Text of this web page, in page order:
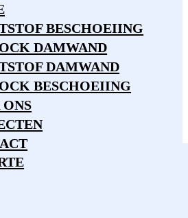
BESCHOEIING
DAMWAND
DAMWAND
BESCHOEIING